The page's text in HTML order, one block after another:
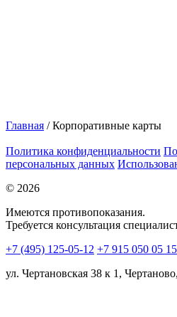
Главная /Корпоративные карты
Политика конфиденциальности
персональных данных
© 2026
Имеются противопоказания.
Требуется консультация
+7 (495) 125-05-12 +7 915 050 05 15
ул. Чертановская 38 к 1,